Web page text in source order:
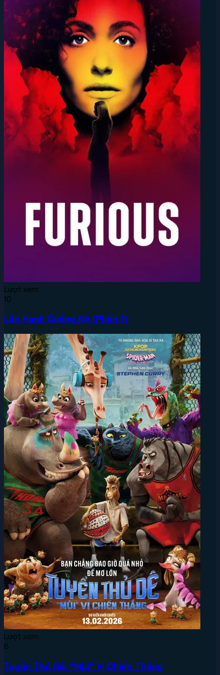
Lượt xem:
10
Lằn Ranh Cuồng Nộ (Phần 1)
Lượt xem:
6
Tuyển Thủ Dê: “Mùi” Vị Chiến Thắng